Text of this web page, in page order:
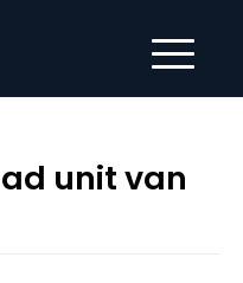
unit van